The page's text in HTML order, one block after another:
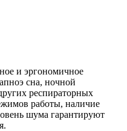
и эргономичное
сна, ночной
респираторных
работы, наличие
шума гарантируют